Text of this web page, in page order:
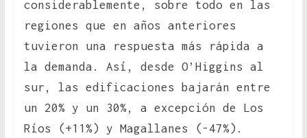
considerablemente, sobre todo en las
regiones que en años anteriores
tuvieron una respuesta más rápida a
la demanda. Así, desde O’Higgins al
sur, las edificaciones bajarán entre
un 20% y un 30%, a excepción de Los
Ríos (+11%) y Magallanes (-47%).